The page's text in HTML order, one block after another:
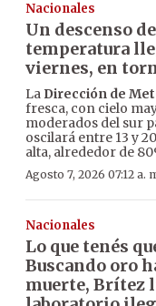
Nacionales
Un descenso
temperatura
viernes, en
La Dirección de
fresca, con cielo
moderados del sur
oscilará entre 13 y
alta, alrededor de
Agosto 7, 2026 07:12 a.
Nacionales
Lo que tenés
Buscando oro
muerte, Brítez